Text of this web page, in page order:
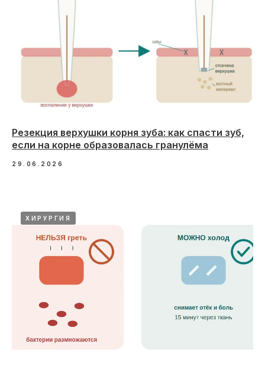
Резекция верхушки корня зуба: как спасти зуб,
если на корне образовалась гранулёма
29.06.2026
ХИРУРГИЯ